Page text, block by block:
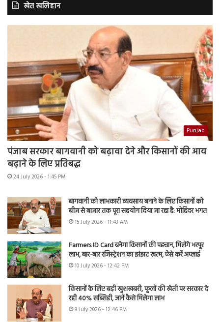
खेत खलिहान
Punjab
पंजाब सरकार बागवानी को बढ़ावा देने और किसानों की आय
बढ़ाने के लिए प्रतिबद्ध
24 July 2026 - 1:45 PM
बागवानी को लाभकारी व्यवसाय बनाने के लिए किसानों को
बीज से बाजार तक पूरा सहयोग दिया जा रहा है: मोहिंदर भगत
15 July 2026 - 11:43 AM
Farmers ID Card बनेगा किसानों की पहचान, मिलेंगे भरपूर
लाभ, बार-बार रजिस्ट्रेशन का झंझट खत्म, ऐसे करें अप्लाई
10 July 2026 - 12:42 PM
किसानों के लिए बड़ी खुशखबरी, फूलों की खेती पर सरकार दे
रही 40% सब्सिडी, जानें कैसे मिलेगा लाभ
9 July 2026 - 12:46 PM